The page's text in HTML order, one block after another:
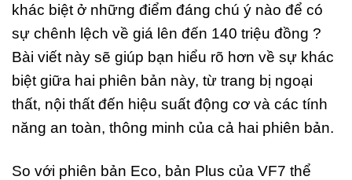
khác biệt ở những điểm đáng chú ý nào để có
sự chênh lệch về giá lên đến 140 triệu đồng ?
Bài viết này sẽ giúp bạn hiểu rõ hơn về sự khác
biệt giữa hai phiên bản này, từ trang bị ngoại
thất, nội thất đến hiệu suất động cơ và các tính
năng an toàn, thông minh của cả hai phiên bản.
So với phiên bản Eco, bản Plus của VF7 thể